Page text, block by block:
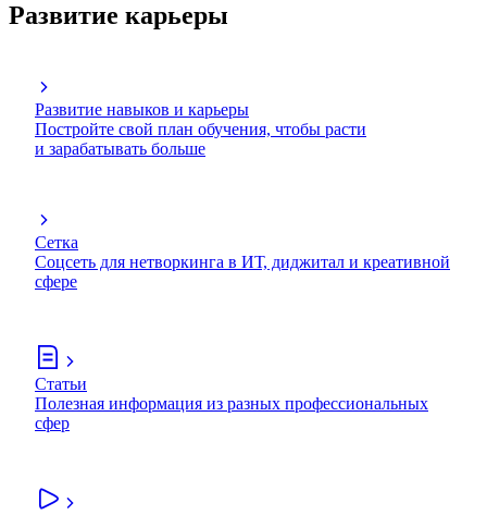
Развитие карьеры
Развитие навыков и карьеры
Постройте свой план обучения, чтобы расти
и зарабатывать больше
Сетка
Соцсеть для нетворкинга в ИТ, диджитал и креативной
сфере
Статьи
Полезная информация из разных профессиональных
сфер